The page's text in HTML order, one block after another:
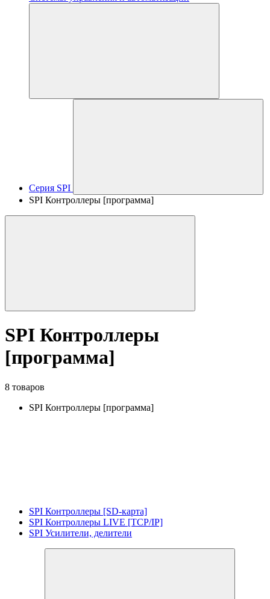
Серия SPI
SPI Контроллеры [программа]
SPI Контроллеры
[программа]
8 товаров
SPI Контроллеры [программа]
SPI Контроллеры [SD-карта]
SPI Контроллеры LIVE [TCP/IP]
SPI Усилители, делители